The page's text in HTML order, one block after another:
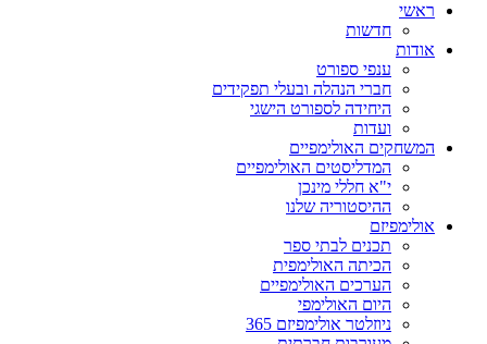
ראשי
חדשות
אודות
ענפי ספורט
חברי הנהלה ובעלי תפקידים
היחידה לספורט הישגי
ועדות
המשחקים האולימפיים
המדליסטים האולימפיים
י"א חללי מינכן
ההיסטוריה שלנו
אולימפיזם
תכנים לבתי ספר
הכיתה האולימפית
הערכים האולימפיים
היום האולימפי
ניוזלטר אולימפיזם 365